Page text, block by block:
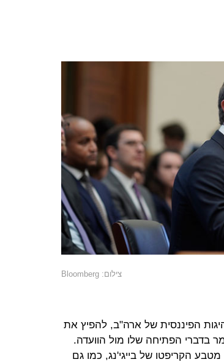
צילום: Bloomberg
הפיננסית של ארה"ב, להפיץ את
בדברי הפתיחה שלו מול הוועדה.
מטבע הקריפטו של בייגי'נג, כמו גם